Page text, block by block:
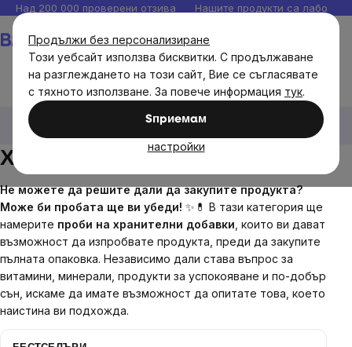
Продължи без персонализиране
Този уебсайт използва бисквитки. С продължаване
на разглеждането на този сайт, Вие се съгласявате
с тяхното използване. За повече информация тук.
Sпpиeмaм
настройки
Прескочи
към
съдържанието
Над 200 000 проверени отзива Нашите продукти са
Brainmax хранителни добавки
Хранителни добавки
Хранителни добавки
Не можете да решите дали да закупите продукта?
Може би пробата ще ви убеди! ✨💊 В тази категория ще
намерите проби на хранителни добавки , които ви дават
възможност да изпробвате продукта, преди да закупите
пълната опаковка. Независимо дали става въпрос за
витамини, минерали, продукти за успокояване и по-добър
сън, искаме да имате възможност да опитате това, което
наистина ви подхожда.